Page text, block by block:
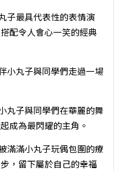
子最具代表性的表情演
配令人會心一笑的經典
小丸子與同學們走過一場
丸子與同學們在華麗的舞
成為最閃耀的主角。
滿滿小丸子玩偶包圍的療
，留下屬於自己的幸福